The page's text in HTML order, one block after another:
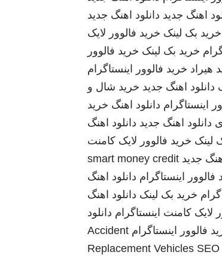
اهنگ جدید دانلود اهنگ جدید
خرید بک لینک خرید فالوور لایک
خرید بک لینک خرید فالوور
هیراد خرید فالوور اینستاگرام
دانلود اهنگ جدید خرید شال و
اینستاگرام دانلود اهنگ خرید
دانلود اهنگ جدید دانلود اهنگ
لینک خرید فالوور لایک کامنت
جدید smart money credit
فالوور اینستاگرام دانلود اهنگ
خرید بک لینک دانلود اهنگ
لایک کامنت اینستاگرام دانلود
فالوور اینستاگرام Accident
Replacement Vehicles